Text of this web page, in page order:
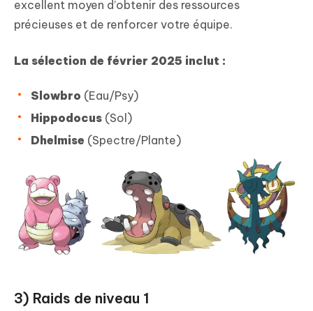
excellent moyen d’obtenir des ressources
précieuses et de renforcer votre équipe.
La sélection de février 2025 inclut :
Slowbro (Eau/Psy)
Hippodocus (Sol)
Dhelmise (Spectre/Plante)
3) Raids de niveau 1